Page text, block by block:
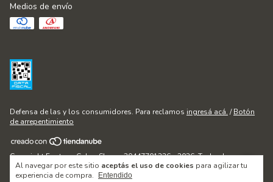
Al navegar por este sitio aceptás el uso de cookies para agilizar tu
experiencia de compra.
Entendido
Medios de envío
Defensa de las y los consumidores. Para reclamos ingresá acá. / Botón
de arrepentimiento
Copyright Fontana Cakes Shop - 20447701236 - 2026. Todos los
derechos reservados.